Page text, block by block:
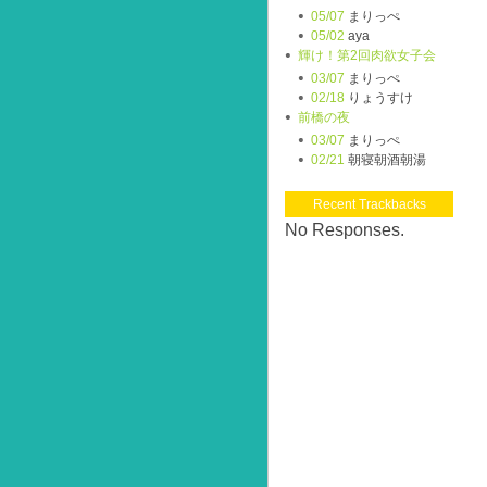
05/07 まりっぺ
05/02 aya
輝け！第2回肉欲女子会
03/07 まりっぺ
02/18 りょうすけ
前橋の夜
03/07 まりっぺ
02/21 朝寝朝酒朝湯
Recent Trackbacks
No Responses.